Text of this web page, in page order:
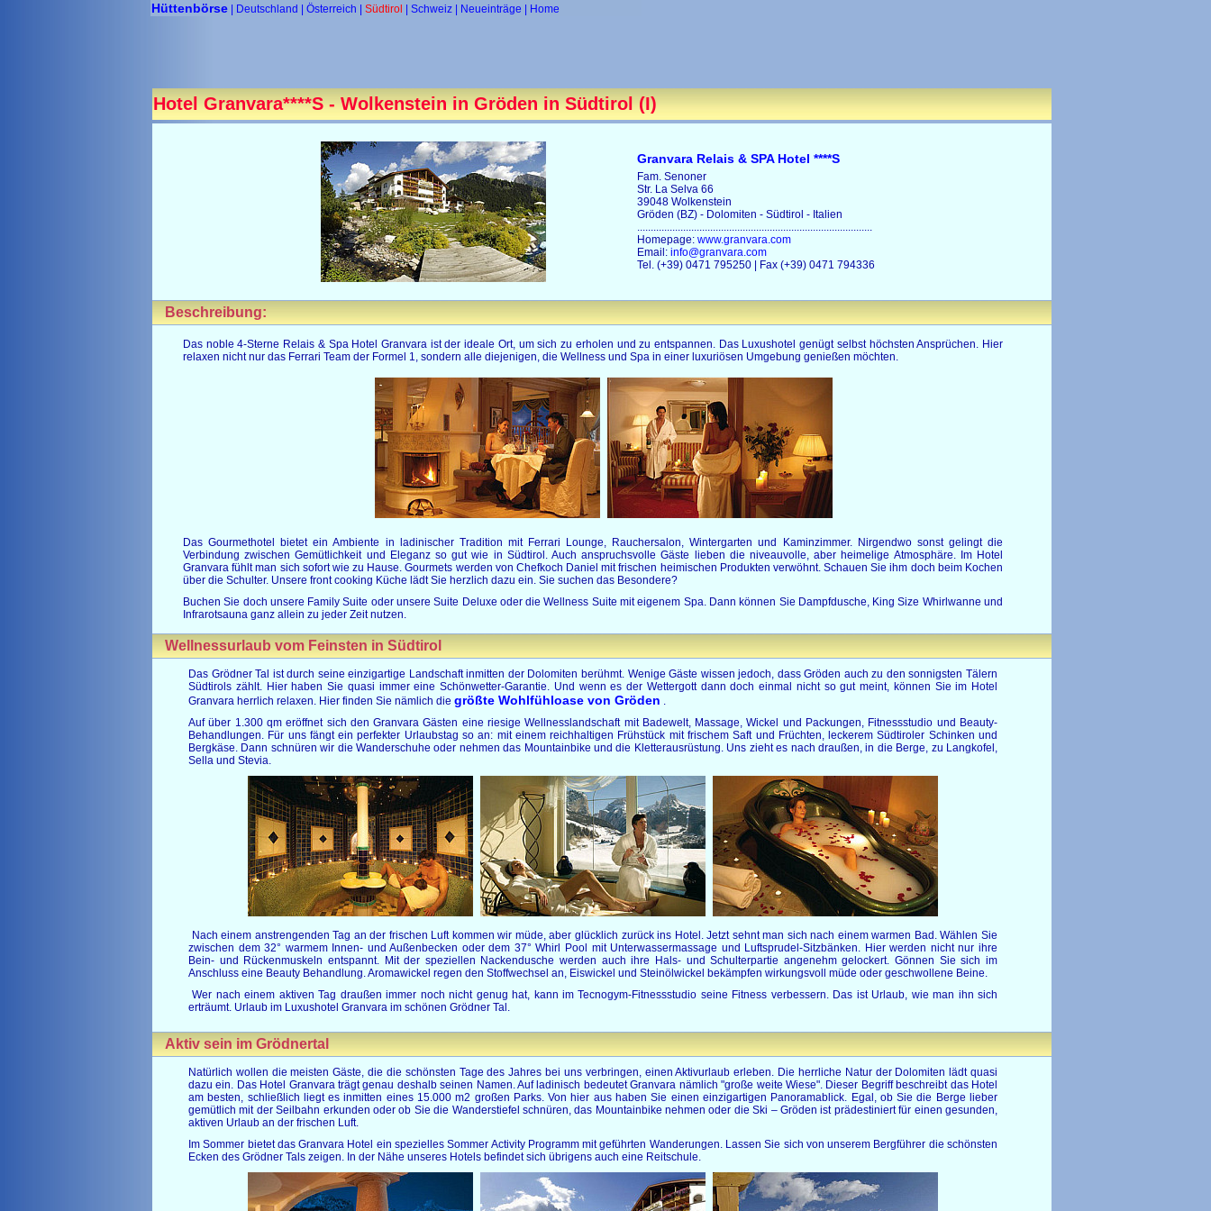
Hüttenbörse | Deutschland | Österreich | Südtirol | Schweiz | Neueinträge | Home
Hotel Granvara****S - Wolkenstein in Gröden in Südtirol (I)
Granvara Relais & SPA Hotel ****S
Fam. Senoner
Str. La Selva 66
39048 Wolkenstein
Gröden (BZ) - Dolomiten - Südtirol - Italien
.......................................................................................
Homepage: www.granvara.com
Email: info@granvara.com
Tel. (+39) 0471 795250 | Fax (+39) 0471 794336
Beschreibung:
Das noble 4-Sterne Relais & Spa Hotel Granvara ist der ideale Ort, um sich zu erholen und zu entspannen. Das Luxushotel genügt selbst höchsten Ansprüchen. Hier
relaxen nicht nur das Ferrari Team der Formel 1, sondern alle diejenigen, die Wellness und Spa in einer luxuriösen Umgebung genießen möchten.
Das Gourmethotel bietet ein Ambiente in ladinischer Tradition mit Ferrari Lounge, Rauchersalon, Wintergarten und Kaminzimmer. Nirgendwo sonst gelingt die
Verbindung zwischen Gemütlichkeit und Eleganz so gut wie in Südtirol. Auch anspruchsvolle Gäste lieben die niveauvolle, aber heimelige Atmosphäre. Im Hotel
Granvara fühlt man sich sofort wie zu Hause. Gourmets werden von Chefkoch Daniel mit frischen heimischen Produkten verwöhnt. Schauen Sie ihm doch beim Kochen
über die Schulter. Unsere front cooking Küche lädt Sie herzlich dazu ein. Sie suchen das Besondere?
Buchen Sie doch unsere Family Suite oder unsere Suite Deluxe oder die Wellness Suite mit eigenem Spa. Dann können Sie Dampfdusche, King Size Whirlwanne und
Infrarotsauna ganz allein zu jeder Zeit nutzen.
Wellnessurlaub vom Feinsten in Südtirol
Das Grödner Tal ist durch seine einzigartige Landschaft inmitten der Dolomiten berühmt. Wenige Gäste wissen jedoch, dass Gröden auch zu den sonnigsten Tälern
Südtirols zählt. Hier haben Sie quasi immer eine Schönwetter-Garantie. Und wenn es der Wettergott dann doch einmal nicht so gut meint, können Sie im Hotel
Granvara herrlich relaxen. Hier finden Sie nämlich die größte Wohlfühloase von Gröden .
Auf über 1.300 qm eröffnet sich den Granvara Gästen eine riesige Wellnesslandschaft mit Badewelt, Massage, Wickel und Packungen, Fitnessstudio und Beauty-
Behandlungen. Für uns fängt ein perfekter Urlaubstag so an: mit einem reichhaltigen Frühstück mit frischem Saft und Früchten, leckerem Südtiroler Schinken und
Bergkäse. Dann schnüren wir die Wanderschuhe oder nehmen das Mountainbike und die Kletterausrüstung. Uns zieht es nach draußen, in die Berge, zu Langkofel,
Sella und Stevia.
Nach einem anstrengenden Tag an der frischen Luft kommen wir müde, aber glücklich zurück ins Hotel. Jetzt sehnt man sich nach einem warmen Bad. Wählen Sie
zwischen dem 32° warmem Innen- und Außenbecken oder dem 37° Whirl Pool mit Unterwassermassage und Luftsprudel-Sitzbänken. Hier werden nicht nur ihre
Bein- und Rückenmuskeln entspannt. Mit der speziellen Nackendusche werden auch ihre Hals- und Schulterpartie angenehm gelockert. Gönnen Sie sich im
Anschluss eine Beauty Behandlung. Aromawickel regen den Stoffwechsel an, Eiswickel und Steinölwickel bekämpfen wirkungsvoll müde oder geschwollene Beine.
Wer nach einem aktiven Tag draußen immer noch nicht genug hat, kann im Tecnogym-Fitnessstudio seine Fitness verbessern. Das ist Urlaub, wie man ihn sich
erträumt. Urlaub im Luxushotel Granvara im schönen Grödner Tal.
Aktiv sein im Grödnertal
Natürlich wollen die meisten Gäste, die die schönsten Tage des Jahres bei uns verbringen, einen Aktivurlaub erleben. Die herrliche Natur der Dolomiten lädt quasi
dazu ein. Das Hotel Granvara trägt genau deshalb seinen Namen. Auf ladinisch bedeutet Granvara nämlich "große weite Wiese". Dieser Begriff beschreibt das Hotel
am besten, schließlich liegt es inmitten eines 15.000 m2 großen Parks. Von hier aus haben Sie einen einzigartigen Panoramablick. Egal, ob Sie die Berge lieber
gemütlich mit der Seilbahn erkunden oder ob Sie die Wanderstiefel schnüren, das Mountainbike nehmen oder die Ski – Gröden ist prädestiniert für einen gesunden,
aktiven Urlaub an der frischen Luft.
Im Sommer bietet das Granvara Hotel ein spezielles Sommer Activity Programm mit geführten Wanderungen. Lassen Sie sich von unserem Bergführer die schönsten
Ecken des Grödner Tals zeigen. In der Nähe unseres Hotels befindet sich übrigens auch eine Reitschule.